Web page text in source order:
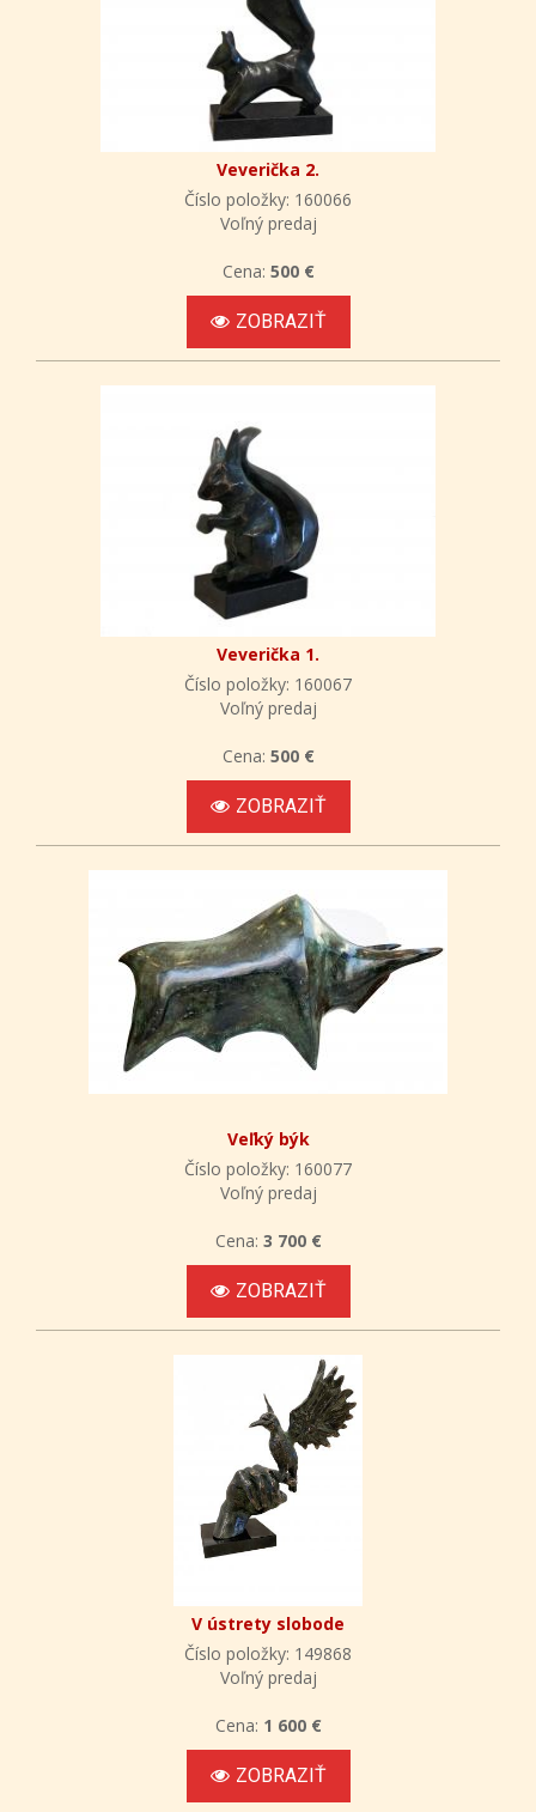
Veverička 2.
Číslo položky: 160066
Voľný predaj
Cena: 500 €
ZOBRAZIŤ
Veverička 1.
Číslo položky: 160067
Voľný predaj
Cena: 500 €
ZOBRAZIŤ
Veľký býk
Číslo položky: 160077
Voľný predaj
Cena: 3 700 €
ZOBRAZIŤ
V ústrety slobode
Číslo položky: 149868
Voľný predaj
Cena: 1 600 €
ZOBRAZIŤ